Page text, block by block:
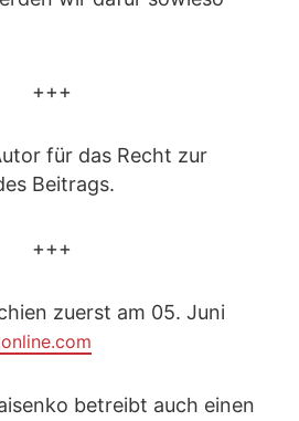
+++
für das Recht zur
Beitrags.
+++
zuerst am 05. Juni
betreibt auch einen